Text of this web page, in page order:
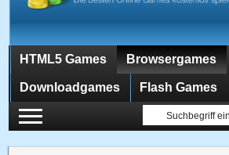
HTML5 Games Browsergames
Downloadgames Flash Games